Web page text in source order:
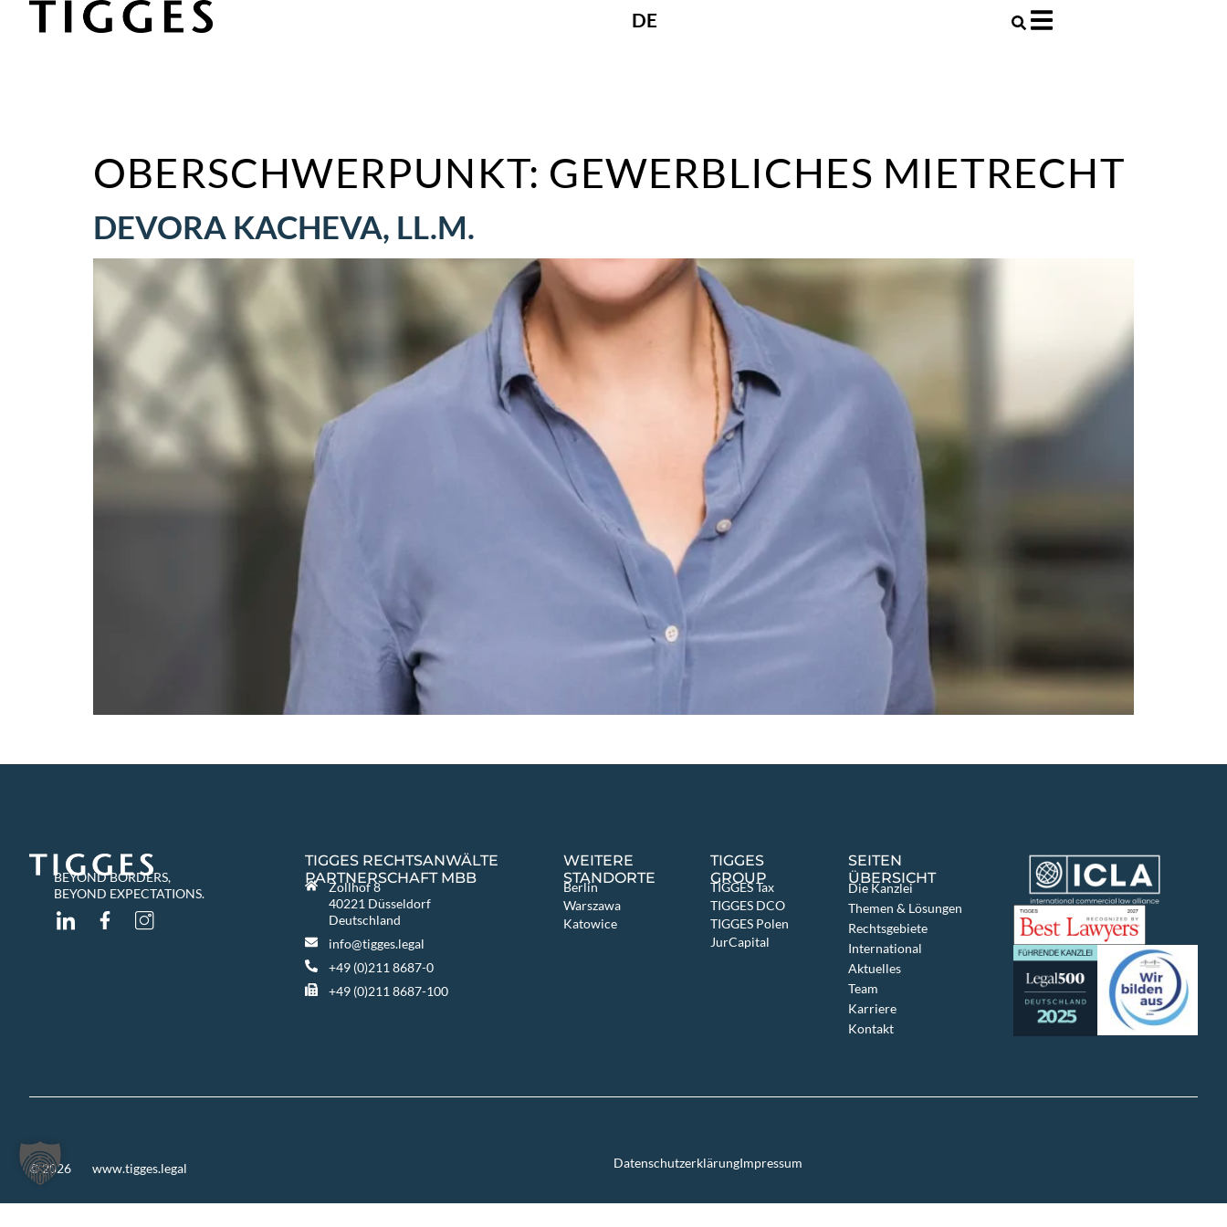
DE
OBERSCHWERPUNKT: GEWERBLICHES MIETRECHT
DEVORA KACHEVA, LL.M.
BEYOND BORDERS,
BEYOND EXPECTATIONS.
TIGGES RECHTSANWÄLTE
PARTNERSCHAFT MBB
Zollhof 8
40221 Düsseldorf
Deutschland
info@tigges.legal
+49 (0)211 8687-0
+49 (0)211 8687-100
WEITERE
STANDORTE
Berlin
Warszawa
Katowice
TIGGES
GROUP
TIGGES Tax
TIGGES DCO
TIGGES Polen
JurCapital
SEITEN
ÜBERSICHT
Die Kanzlei
Themen & Lösungen
Rechtsgebiete
International
Aktuelles
Team
Karriere
Kontakt
© 2026 www.tigges.legal DatenschutzerklärungImpressum